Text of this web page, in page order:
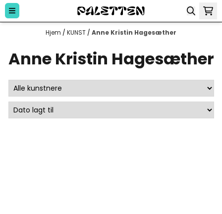
Hopp til innhold
Hjem / KUNST / Anne Kristin Hagesæther
Anne Kristin Hagesæther